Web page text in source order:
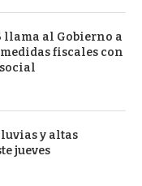
llama al Gobierno a
fiscales con
y altas
jueves